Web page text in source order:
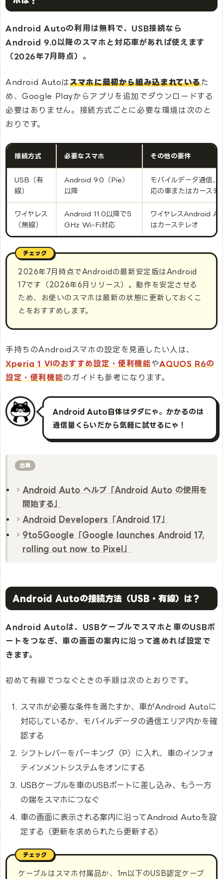
Android Autoの利用は無料で、USB接続なら
Android 9.0以降のスマホと対応車があれば使えます
（2026年7月時点）。
Android Autoはスマホに最初から組み込まれているた
め、Google Playからアプリを追加でダウンロードする
必要はありません。接続方式ごとに必要な環境は次のと
おりです。
接続方式 必要なスマホ その他の要件
USB（有
線）
Android 9.0（Pie）
以降
モバイルデータ通信
応の車またはカーステ
ワイヤレス
（無線）
Android 11.0以降で5
GHz Wi-Fi対応
ワイヤレスAndroid
はカーステレオ
2026年7月時点でAndroidの最新安定版はAndroid
17です（2026年6月リリース）。動作を安定させる
ため、お使いのスマホは最新の状態に更新しておくこ
とをおすすめします。
手持ちのAndroidスマホの設定を見直したい人は、
Xperia 1 Ⅵのおすすめ設定・便利機能やAQUOS R6の
設定・便利機能のガイドも参考になります。
Android Auto自体はタダにゃ。かかるのは
通信量くらいだから気軽に試せるにゃ！
出典
Android Auto ヘルプ「Android Auto の使用を
開始する」
Android Developers「Android 17」
9to5Google「Google launches Android 17,
rolling out now to Pixel」
Android Autoの接続方法（USB・有線）は？
Android Autoは、USBケーブルでスマホと車のUSBポ
ートをつなぎ、車の画面の案内に沿って進めれば設定で
きます。
初めて有線でつなぐときの手順は次のとおりです。
スマホが必要な条件を満たすか、車がAndroid Autoに
対応しているか、モバイルデータの通信エリア内かを確
認する
シフトレバーをパーキング（P）に入れ、車のインフォ
テインメントシステムをオンにする
USBケーブルを車のUSBポートに差し込み、もう一方
の端をスマホにつなぐ
車の画面に表示される案内に沿ってAndroid Autoを設
定する（更新を求められたら更新する）
ケーブルはスマホ付属品か、1m以下のUSB認定ケーブ